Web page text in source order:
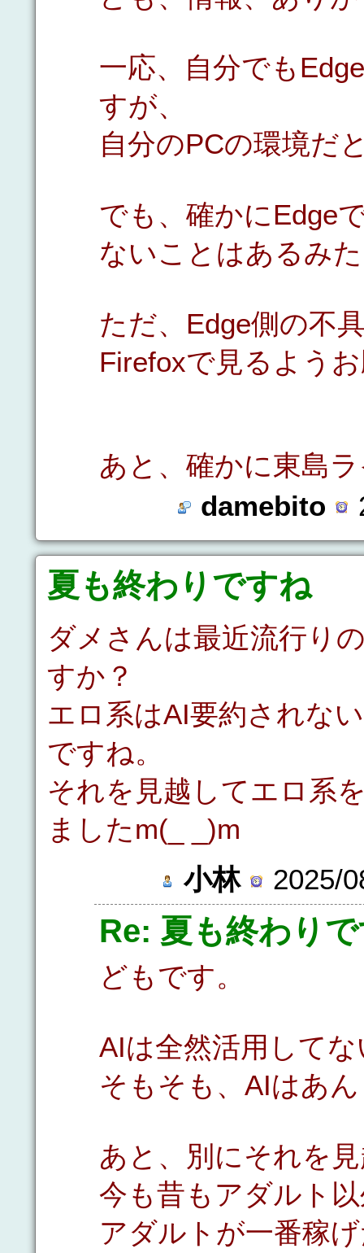
一応、自分でも
すが、
自分のPCの環境だ
でも、確かにEdge
ないことはあるみ
ただ、Edge側の不
Firefoxで見るよう
あと、確かに東島
damebito
夏も終わりですね
ダメさんは最近流行り
すか？
エロ系はAI要約されな
ですね。
それを見越してエロ系
ましたm(_ _)m
小林
2025/
Re: 夏も終わり
どもです。
AIは全然活用してな
そもそも、AIはあ
あと、別にそれを
今も昔もアダルト
アダルトが一番稼